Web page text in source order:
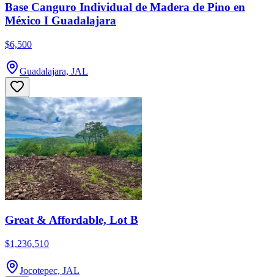
Base Canguro Individual de Madera de Pino en
México I Guadalajara
$6,500
Guadalajara, JAL
Great & Affordable, Lot B
$1,236,510
Jocotepec, JAL